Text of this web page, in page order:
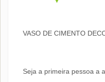
VASO DE CIMENTO
Seja a primeira pessoa a